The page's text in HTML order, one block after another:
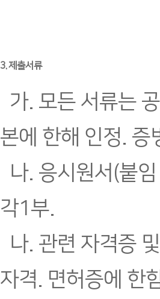
3. 제출서류
가. 모든 서류는
본에 한해 인정. 증
나. 응시원서(붙
각1부.
나. 관련 자격증
자격. 면허증에 한